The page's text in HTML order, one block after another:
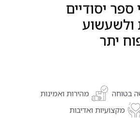
יסודיים
ולשעשוע
יתר
בטוחה
מהירות ואמינות
מקצועיות ואדיבות